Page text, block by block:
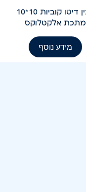
סכין דיטו קוביות 10*10
מתכת אלקטלוקס
מידע נוסף